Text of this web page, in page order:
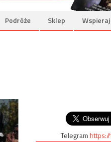
Podróże Sklep
Telegram